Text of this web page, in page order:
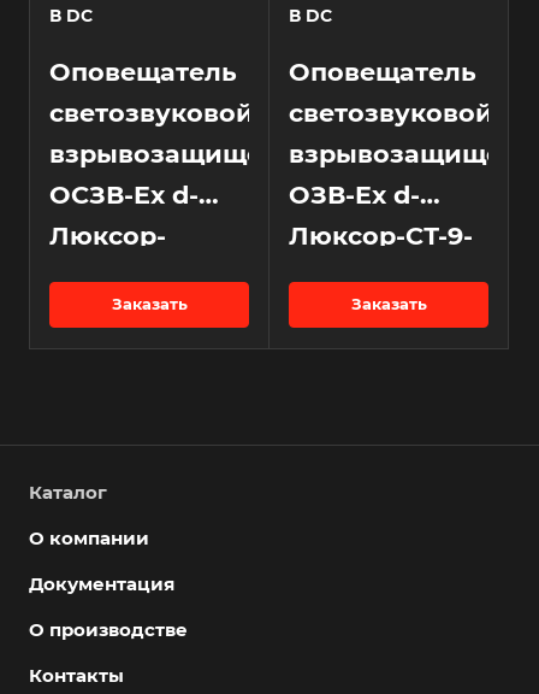
В DC
Оповещатель
светозвуковой
взрывозащищенный
ОСЗВ-Ex d-
Люксор-
НСТ-9-36 В DC
Заказать
В DC
Оповещатель
светозвуковой
ОЗВ-Ex d-
Люксор-СТ-9-
36 В DC
Заказать
Каталог
О компании
Документация
О производстве
Контакты